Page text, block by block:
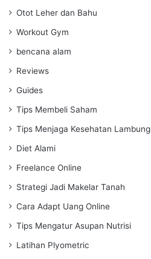
Otot Leher dan Bahu
Workout Gym
bencana alam
Reviews
Guides
Tips Membeli Saham
Tips Menjaga Kesehatan Lambung
Diet Alami
Freelance Online
Strategi Jadi Makelar Tanah
Cara Adapt Uang Online
Tips Mengatur Asupan Nutrisi
Latihan Plyometric